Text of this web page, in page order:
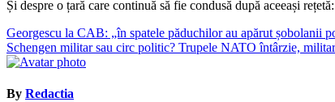
Și despre o țară care continuă să fie condusă după aceeași
Navigare
în
Georgescu la CAB: „în spatele păduchilor au apărut șobolanii
Schengen militar sau circ politic? Trupele NATO întârzie,
By Redactia